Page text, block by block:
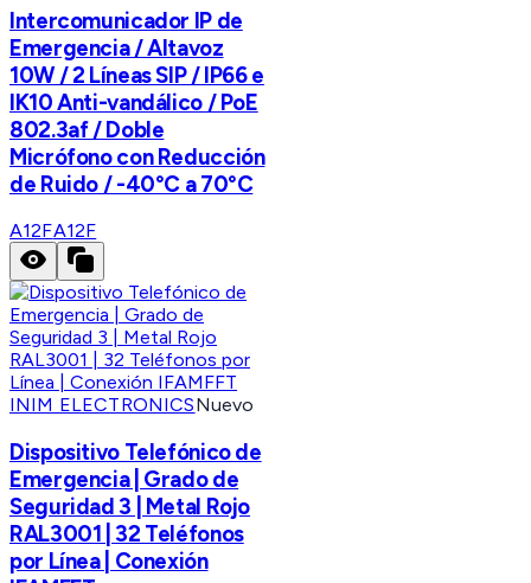
Intercomunicador IP de
Emergencia / Altavoz
10W / 2 Líneas SIP / IP66 e
IK10 Anti-vandálico / PoE
802.3af / Doble
Micrófono con Reducción
de Ruido / -40°C a 70°C
A12FA12F
INIM ELECTRONICSNuevo
Dispositivo Telefónico de
Emergencia | Grado de
Seguridad 3 | Metal Rojo
RAL3001 | 32 Teléfonos
por Línea | Conexión